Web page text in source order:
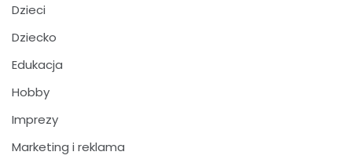
Dzieci
Dziecko
Edukacja
Hobby
Imprezy
Marketing i reklama